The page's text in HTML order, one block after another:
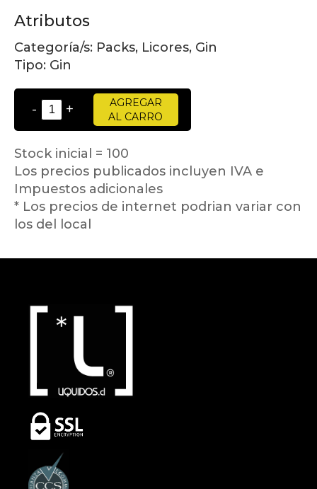
Atributos
Categoría/s: Packs, Licores, Gin
Tipo: Gin
- +
AGREGAR
AL CARRO
Stock inicial = 100
Los precios publicados incluyen IVA e
Impuestos adicionales
* Los precios de internet podrian variar con
los del local